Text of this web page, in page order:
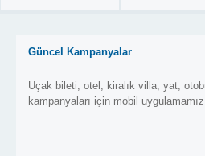
Güncel Kampanyalar
Uçak bileti, otel, kiralık villa, yat,
kampanyaları için mobil